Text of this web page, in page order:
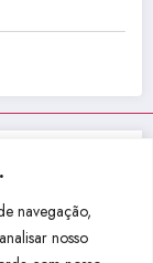
navegação,
nosso